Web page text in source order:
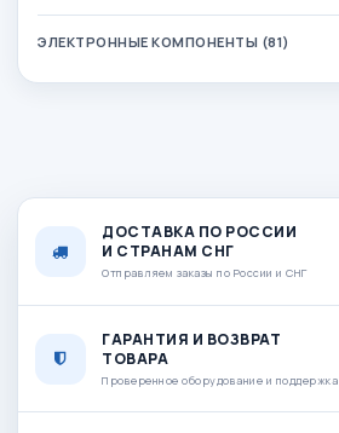
ЭЛЕКТРОННЫЕ КОМПОНЕНТЫ (81)
ДОСТАВКА ПО РОССИИ
И СТРАНАМ СНГ
Отправляем заказы по России и СНГ
ГАРАНТИЯ И ВОЗВРАТ
ТОВАРА
Проверенное оборудование и поддержка